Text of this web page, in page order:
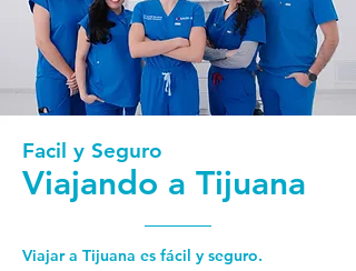
Facil y Seguro
Viajando a Tijuana
Viajar a Tijuana es fácil y seguro.